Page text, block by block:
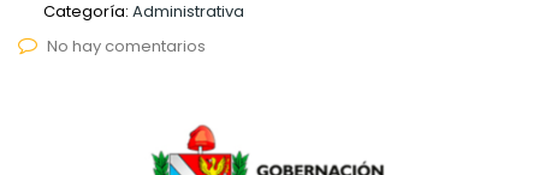
Categoría: Administrativa
No hay comentarios